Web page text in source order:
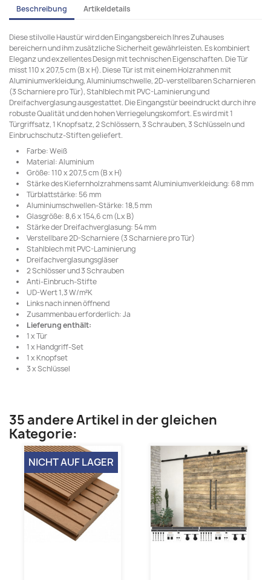
Beschreibung Artikeldetails
Diese stilvolle Haustür wird den Eingangsbereich Ihres Zuhauses
bereichern und ihm zusätzliche Sicherheit gewährleisten. Es kombiniert
Eleganz und exzellentes Design mit technischen Eigenschaften. Die Tür
misst 110 x 207,5 cm (B x H). Diese Tür ist mit einem Holzrahmen mit
Aluminiumverkleidung, Aluminiumschwelle, 2D-verstellbaren Scharnieren
(3 Scharniere pro Tür), Stahlblech mit PVC-Laminierung und
Dreifachverglasung ausgestattet. Die Eingangstür beeindruckt durch ihre
robuste Qualität und den hohen Verriegelungskomfort. Es wird mit 1
Türgriffsatz, 1 Knopfsatz, 2 Schlössern, 3 Schrauben, 3 Schlüsseln und
Einbruchschutz-Stiften geliefert.
Farbe: Weiß
Material: Aluminium
Größe: 110 x 207,5 cm (B x H)
Stärke des Kiefernholzrahmens samt Aluminiumverkleidung: 68 mm
Türblattstärke: 56 mm
Aluminiumschwellen-Stärke: 18,5 mm
Glasgröße: 8,6 x 154,6 cm (L x B)
Stärke der Dreifachverglasung: 54 mm
Verstellbare 2D-Scharniere (3 Scharniere pro Tür)
Stahlblech mit PVC-Laminierung
Dreifachverglasungsgläser
2 Schlösser und 3 Schrauben
Anti-Einbruch-Stifte
UD-Wert 1,3 W/m²K
Links nach innen öffnend
Zusammenbau erforderlich: Ja
Lieferung enthält:
1 x Tür
1 x Handgriff-Set
1 x Knopfset
3 x Schlüssel
35 andere Artikel in der gleichen
Kategorie:
NICHT AUF LAGER